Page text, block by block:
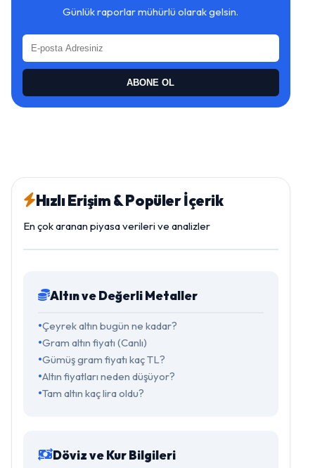
Günlük raporlar mühürlü olarak gelsin.
ABONE OL
Hızlı Erişim & Popüler İçerik
En çok aranan piyasa verileri ve analizler
Altın ve Değerli Metaller
Çeyrek altın bugün ne kadar?
Gram altın fiyatı (Canlı)
Gümüş gram fiyatı kaç TL?
Altın fiyatları neden düşüyor?
Tam altın kaç lira oldu?
Döviz ve Kur Bilgileri